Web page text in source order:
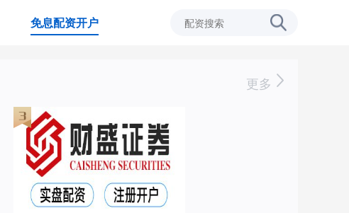
免息配资开户
更多